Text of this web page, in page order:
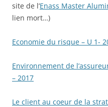
site de l’Enass Master
lien mort…)
Economie du risque – U 1-
Environnement de
– 2017
Le client au coeur de la